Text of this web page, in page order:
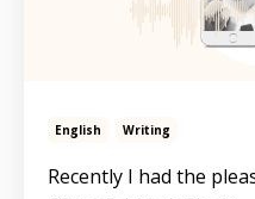
English Writing
Recently I had the